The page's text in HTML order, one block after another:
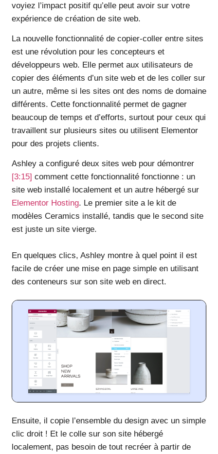
voyiez l’impact positif qu’elle peut avoir sur votre
expérience de création de site web.
La nouvelle fonctionnalité de copier-coller entre sites
est une révolution pour les concepteurs et
développeurs web. Elle permet aux utilisateurs de
copier des éléments d’un site web et de les coller sur
un autre, même si les sites ont des noms de domaine
différents. Cette fonctionnalité permet de gagner
beaucoup de temps et d’efforts, surtout pour ceux qui
travaillent sur plusieurs sites ou utilisent Elementor
pour des projets clients.
Ashley a configuré deux sites web pour démontrer
[3:15] comment cette fonctionnalité fonctionne : un
site web installé localement et un autre hébergé sur
Elementor Hosting. Le premier site a le kit de
modèles Ceramics installé, tandis que le second site
est juste un site vierge.
En quelques clics, Ashley montre à quel point il est
facile de créer une mise en page simple en utilisant
des conteneurs sur son site web en direct.
Ensuite, il copie l’ensemble du design avec un simple
clic droit ! Et le colle sur son site hébergé
localement, pas besoin de tout recréer à partir de